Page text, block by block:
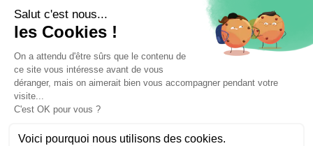
⚖️ Besoin d’une avocate compétente en
droit immobilier ?
Faire appel à un avocat qualifié est essentiel pour
défendre ses droits et obtenir des conseils
juridiques adaptés. Grâce à son expertise et à son
engagement, Maître Zarah